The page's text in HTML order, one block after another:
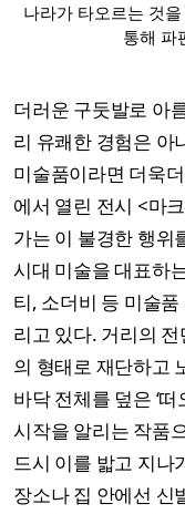
나라가 타오르는 것
통해 파
더러운 구둣발로 아
리 유쾌한 경험은 아
미술품이라면 더욱
에서 열린 전시 <마
가는 이 불경한 행위
시대 미술을 대표하
티, 소더비 등 미술
리고 있다. 거리의
의 형태로 재단하고
바닥 전체를 덮은 ‘
시작을 알리는 작품
드시 이를 밟고 지나
장소나 집 안에선 신